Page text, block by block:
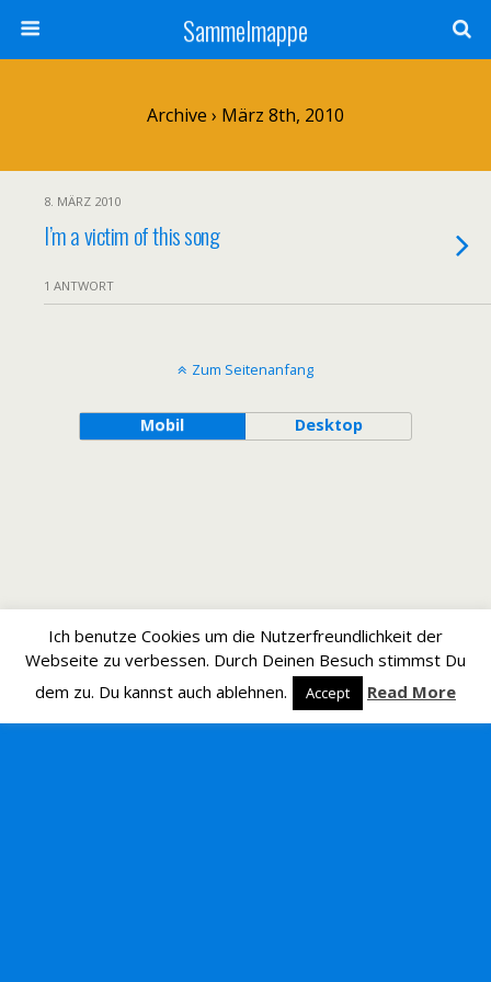
Sammelmappe
Archive › März 8th, 2010
8. MÄRZ 2010
I’m a victim of this song
1 ANTWORT
Zum Seitenanfang
Mobil Desktop
Ich benutze Cookies um die Nutzerfreundlichkeit der
Webseite zu verbessen. Durch Deinen Besuch stimmst Du
dem zu. Du kannst auch ablehnen.
Accept Read More